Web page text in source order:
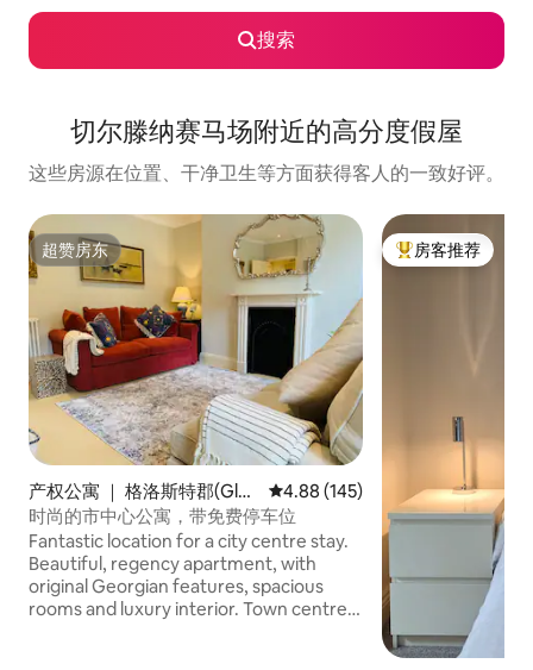
搜索
切尔滕纳赛马场附近的高分度假屋
这些房源在位置、干净卫生等方面获得客人的一致好评。
超赞房东
超赞房东
产权公寓 ｜ 格洛斯特郡(Glou
cestershire)
平均评分 4.88 分（满分 5 分），
4.88 (145)
时尚的市中心公寓，带免费停车位
Fantastic location for a city centre stay.
Beautiful, regency apartment, with
original Georgian features, spacious
rooms and luxury interior. Town centre
热门「房客推荐」
房客推荐